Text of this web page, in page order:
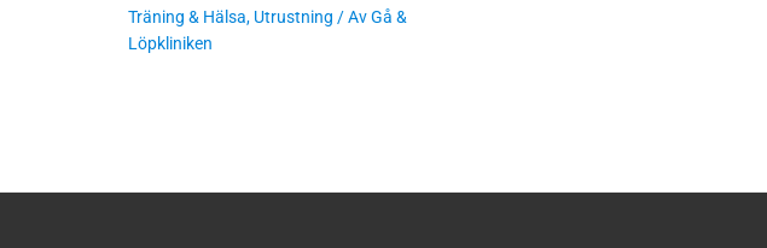
Träning & Hälsa, Utrustning / AvGå &
Löpkliniken